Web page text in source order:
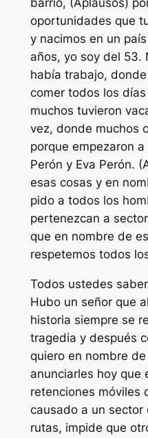
barrio, (Aplausos)
oportunidades que
y nacimos en un
años, yo soy del 53.
había trabajo,
comer todos los
muchos tuvieron
vez, donde muchos
porque empezaron
Perón y Eva Perón.
esas cosas y en
pido a todos los
pertenezcan a
que en nombre de
respetemos todos
Todos ustedes
Hubo un señor que
historia siempre se
tragedia y después
quiero en nombre
anunciarles hoy que
retenciones móviles
causado a un
rutas, impide que